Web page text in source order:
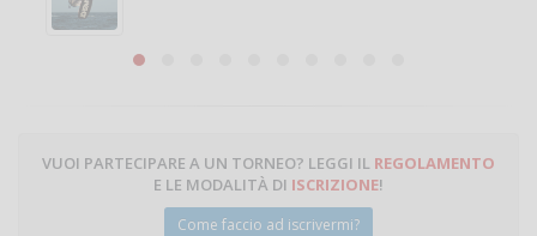
Michele Miglionico
VUOI PARTECIPARE A UN TORNEO? LEGGI IL REGOLAMENTO
E LE MODALITÀ DI ISCRIZIONE!
Come faccio ad iscrivermi?